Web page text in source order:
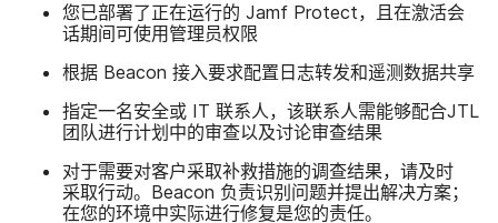
您​已​部署​了​正在​运行​的 Jamf Protect，​且​在​激活​会​
话​期间​可​使用​管理员​权限
根据 Beacon 接入​要求​配置日志​转发​和​遥测​数​据​共享
指定​一​名​安全​或 IT 联系人，​该​联系​人​需​能够​配合JTL
团队​进行​计划​中​的​审查​以及​讨论​审查​结果
对于​需要​对​客户​采取​补救​措施​的​调查​结果，​请​及​时​
采取​行动。 Beacon 负责识别​问题​并​提出​解决​方案；​
在​您​的​环境​中​实际​进行​修复​是​您​的​责任。